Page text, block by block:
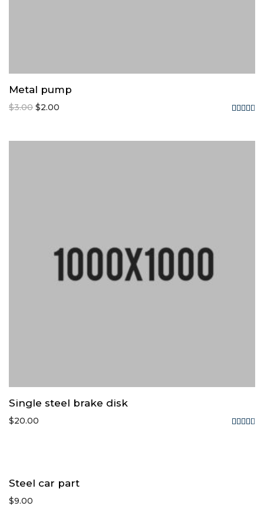
Metal pump
out of
$3.00 $2.00
Single steel brake disk
$20.00
Steel car part
$9.00